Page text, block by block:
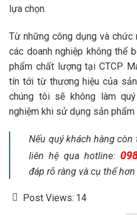
lựa chọn.
Từ những công dụng và
các doanh nghiệp không thể
phẩm chất lượng tại CTCP
tín tới từ thương hiệu của
chúng tôi sẽ không làm
nghiệm khi sử dụng sản phẩm
Nếu quý khách hàng
liên hệ qua hotline:
đáp rõ ràng và cụ thể hơn
Post Views: 14